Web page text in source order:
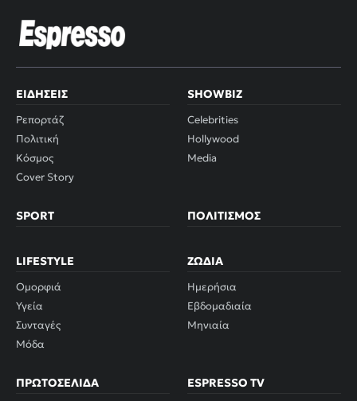
ΕΙΔΉΣΕΙΣ
Ρεπορτάζ
Πολιτική
Κόσμος
Cover Story
SHOWBIZ
Celebrities
Hollywood
Media
SPORT ΠΟΛΙΤΙΣΜΌΣ
LIFESTYLE
Ομορφιά
Υγεία
Συνταγές
Μόδα
ΖΏΔΙΑ
Ημερήσια
Εβδομαδιαία
Μηνιαία
ΠΡΩΤΟΣΈΛΙΔΑ ESPRESSO TV